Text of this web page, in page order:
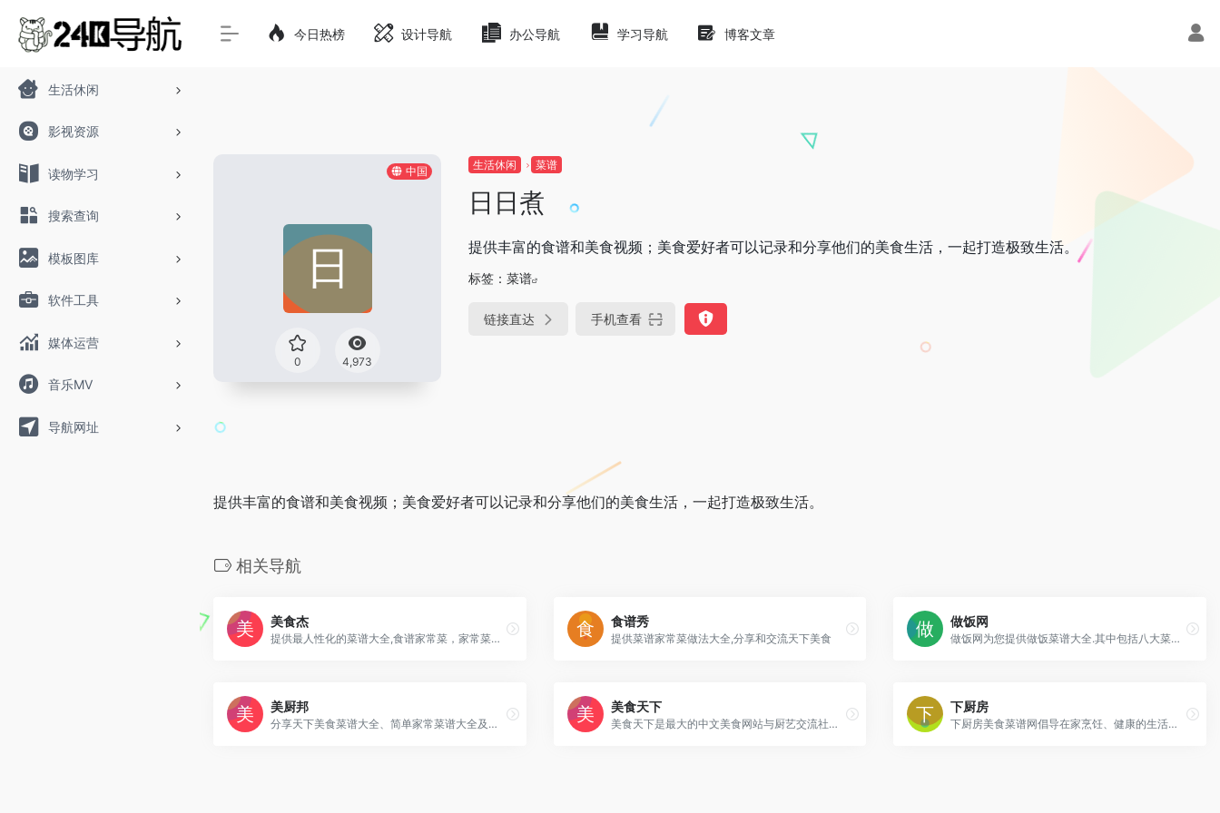
生活休闲
影视资源
读物学习
搜索查询
模板图库
软件工具
媒体运营
音乐MV
导航网址
今日热榜 设计导航 办公导航 学习导航 博客文章
中国
0 4,973
生活休闲 菜谱
日日煮
提供丰富的食谱和美食视频；美食爱好者可以记录和分享他们的美食生活，一起打造极致生活。
标签： 菜谱
链接直达 手机查看
提供丰富的食谱和美食视频；美食爱好者可以记录和分享他们的美食生活，一起打造极致生活。
相关导航
美食杰
提供最人性化的菜谱大全,食谱家常菜，家常菜谱大全的美食网,让人们在宣泄的都市中体验在家常做菜,享受美食的乐趣.找家常菜谱,上美食杰菜谱美食网
食谱秀
提供菜谱家常菜做法大全,分享和交流天下美食
做饭网
做饭网为您提供做饭菜谱大全.其中包括八大菜系菜谱大全、家常菜食谱大全、北方面食做饭大全、年夜饭做菜大全等.找菜谱、食谱、做菜方法等做饭大全就上做饭网。
美厨邦
分享天下美食菜谱大全、简单家常菜谱大全及做法、家常菜谱大全带图片、饮食养生知识、厨艺知识大全,美厨邦是学做菜做饭的美食网站,美食爱好者的美食社区,欢迎您的加入！
美食天下
美食天下是最大的中文美食网站与厨艺交流社区，拥有海量的优质原创美食菜谱，聚集超千万美食家。
下厨房
下厨房美食菜谱网倡导在家烹饪、健康的生活方式，提供有版权的实用菜谱做法与饮食知识，提供厨师和美食爱好者一个记录、分享的平台。